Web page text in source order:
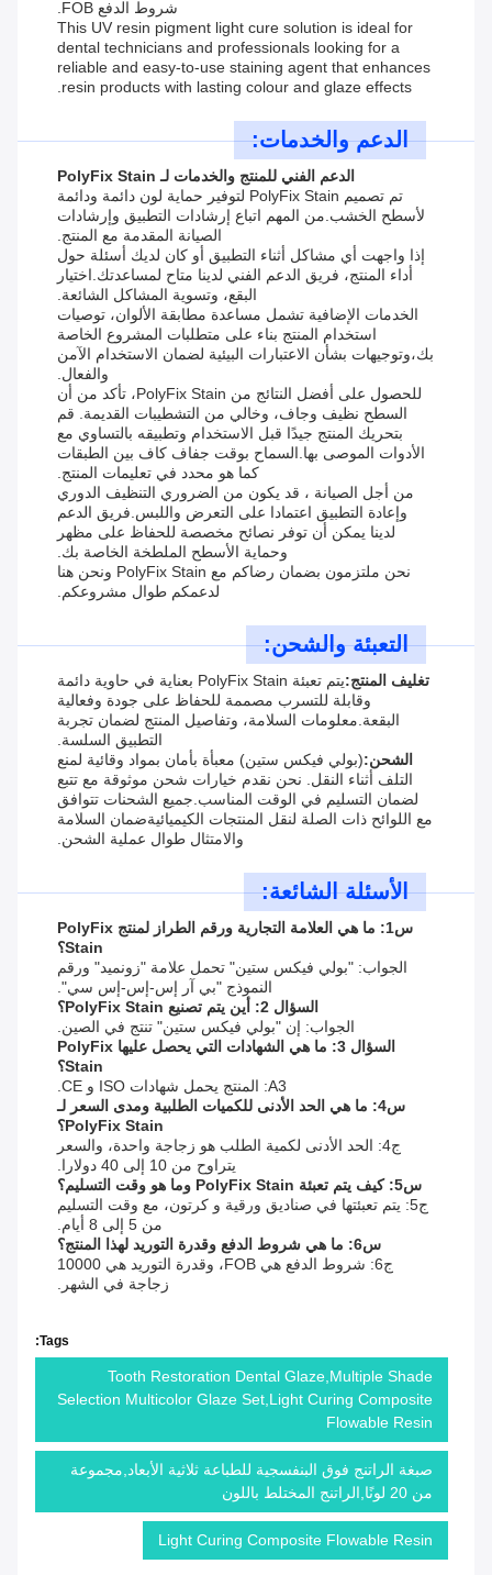
شروط الدفع FOB.
This UV resin pigment light cure solution is ideal for
dental technicians and professionals looking for a
reliable and easy-to-use staining agent that enhances
resin products with lasting colour and glaze effects.
الدعم والخدمات:
الدعم الفني للمنتج والخدمات لـ PolyFix Stain
تم تصميم PolyFix Stain لتوفير حماية لون دائمة ودائمة
لأسطح الخشب.من المهم اتباع إرشادات التطبيق وإرشادات
الصيانة المقدمة مع المنتج.
إذا واجهت أي مشاكل أثناء التطبيق أو كان لديك أسئلة حول
أداء المنتج، فريق الدعم الفني لدينا متاح لمساعدتك.اختيار
البقع، وتسوية المشاكل الشائعة.
الخدمات الإضافية تشمل مساعدة مطابقة الألوان، توصيات
استخدام المنتج بناء على متطلبات المشروع الخاصة
بك،وتوجيهات بشأن الاعتبارات البيئية لضمان الاستخدام الآمن
والفعال.
للحصول على أفضل النتائج من PolyFix Stain، تأكد من أن
السطح نظيف وجاف، وخالي من التشطيبات القديمة. قم
بتحريك المنتج جيدًا قبل الاستخدام وتطبيقه بالتساوي مع
الأدوات الموصى بها.السماح بوقت جفاف كاف بين الطبقات
كما هو محدد في تعليمات المنتج.
من أجل الصيانة ، قد يكون من الضروري التنظيف الدوري
وإعادة التطبيق اعتمادا على التعرض واللبس.فريق الدعم
لدينا يمكن أن توفر نصائح مخصصة للحفاظ على مظهر
وحماية الأسطح الملطخة الخاصة بك.
نحن ملتزمون بضمان رضاكم مع PolyFix Stain ونحن هنا
لدعمكم طوال مشروعكم.
التعبئة والشحن:
تغليف المنتج:
يتم تعبئة PolyFix Stain بعناية في حاوية دائمة
وقابلة للتسرب مصممة للحفاظ على جودة وفعالية
البقعة.معلومات السلامة، وتفاصيل المنتج لضمان تجربة
التطبيق السلسة.
الشحن:(بولي فيكس ستين) معبأة بأمان بمواد وقائية لمنع
التلف أثناء النقل. نحن نقدم خيارات شحن موثوقة مع تتبع
لضمان التسليم في الوقت المناسب.جميع الشحنات تتوافق
مع اللوائح ذات الصلة لنقل المنتجات الكيميائيةضمان السلامة
والامتثال طوال عملية الشحن.
الأسئلة الشائعة:
س1: ما هي العلامة التجارية ورقم الطراز لمنتج PolyFix
Stain؟
الجواب: "بولي فيكس ستين" تحمل علامة "زونميد" ورقم
النموذج "بي آر إس-إس-إس سي".
السؤال 2: أين يتم تصنيع PolyFix Stain؟
الجواب: إن "بولي فيكس ستين" تنتج في الصين.
السؤال 3: ما هي الشهادات التي يحصل عليها PolyFix
Stain؟
A3: المنتج يحمل شهادات ISO و CE.
س4: ما هي الحد الأدنى للكميات الطلبية ومدى السعر لـ
PolyFix Stain؟
ج4: الحد الأدنى لكمية الطلب هو زجاجة واحدة، والسعر
يتراوح من 10 إلى 40 دولارا.
س5: كيف يتم تعبئة PolyFix Stain وما هو وقت التسليم؟
ج5: يتم تعبئتها في صناديق ورقية و كرتون، مع وقت التسليم
من 5 إلى 8 أيام.
س6: ما هي شروط الدفع وقدرة التوريد لهذا المنتج؟
ج6: شروط الدفع هي FOB، وقدرة التوريد هي 10000
زجاجة في الشهر.
Tags:
Tooth Restoration Dental Glaze,Multiple Shade
Selection Multicolor Glaze Set,Light Curing Composite
Flowable Resin
صبغة الراتنج فوق البنفسجية للطباعة ثلاثية الأبعاد,مجموعة
من 20 لونًا,الراتنج المختلط باللون
Light Curing Composite Flowable Resin